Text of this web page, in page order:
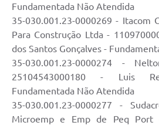
Fundamentada Não Atendida
35-030.001.23-0000269 - Itacom
Para Construção Ltda -
dos Santos Gonçalves -
35-030.001.23-0000274 -
25104543000180 - Luis
Fundamentada Não Atendida
35-030.001.23-0000277 -
Microemp e Emp de Peq Port